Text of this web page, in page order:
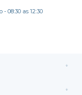
- 08:30 as 12:30